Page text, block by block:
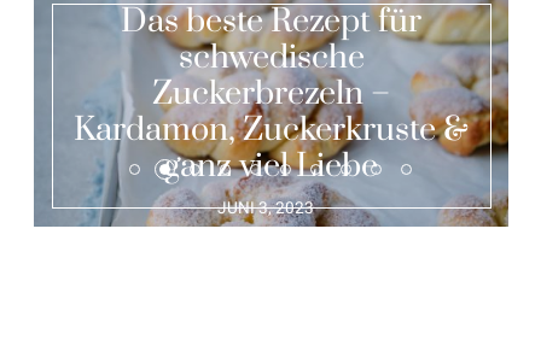
Das beste Rezept für
schwedische
Zuckerbrezeln –
Kardamon, Zuckerkruste &
ganz viel Liebe
JUNI 3, 2023